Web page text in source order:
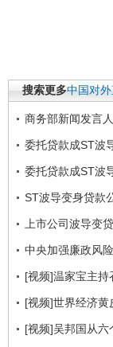
搜索更多中国对
商务部新闻发言
委托贷款成ST波
委托贷款成ST波
ST波导变身贷款
上市公司波导变
中央加强廉政风
[视频]温家宝主持
[视频]世界经济
[视频]吴邦国从六